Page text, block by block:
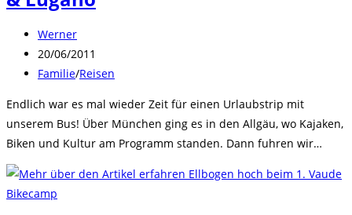
Beitrags-
Autor:
Werner
Beitrag
veröffentlicht:
20/06/2011
Beitrags-
Familie/Reisen
Endlich war es mal wieder Zeit für einen Urlaubstrip mit
unserem Bus! Über München ging es in den Allgäu, wo Kajaken,
Biken und Kultur am Programm standen. Dann fuhren wir…